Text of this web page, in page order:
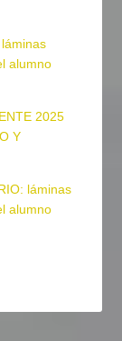
láminas
alumno
2025
Y
láminas
alumno